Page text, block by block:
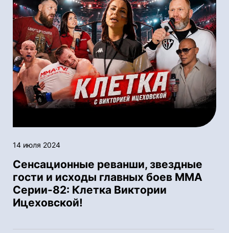
14 июля 2024
Сенсационные реванши, звездные
гости и исходы главных боев ММА
Серии-82: Клетка Виктории
Ицеховской!